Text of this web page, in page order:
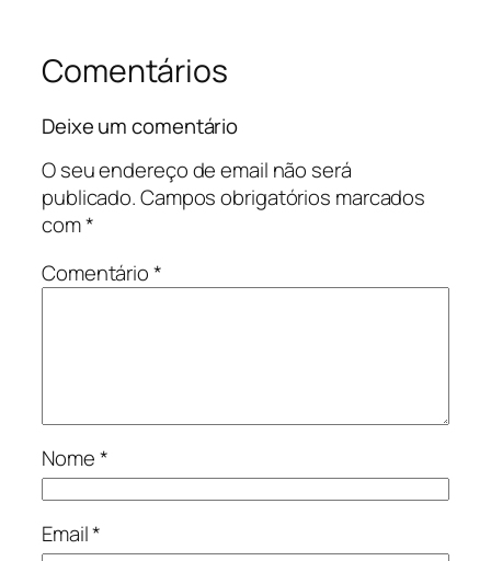
Comentários
Deixe um comentário
O seu endereço de email não será
publicado.Campos obrigatórios marcados
com*
Comentário*
Nome*
Email*